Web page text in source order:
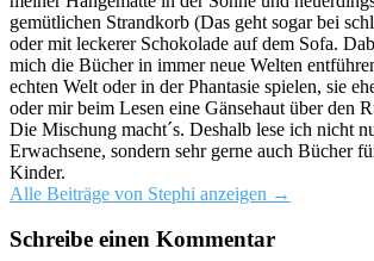
gemütlichen Strandkorb (Das geht sogar bei
oder mit leckerer Schokolade auf dem Sofa.
mich die Bücher in immer neue Welten
echten Welt oder in der Phantasie spielen, sie
oder mir beim Lesen eine Gänsehaut über den
Die Mischung macht´s. Deshalb lese ich nicht
Erwachsene, sondern sehr gerne auch Bücher
Kinder.
Alle Beiträge von Stephi anzeigen →
Schreibe einen Kommentar